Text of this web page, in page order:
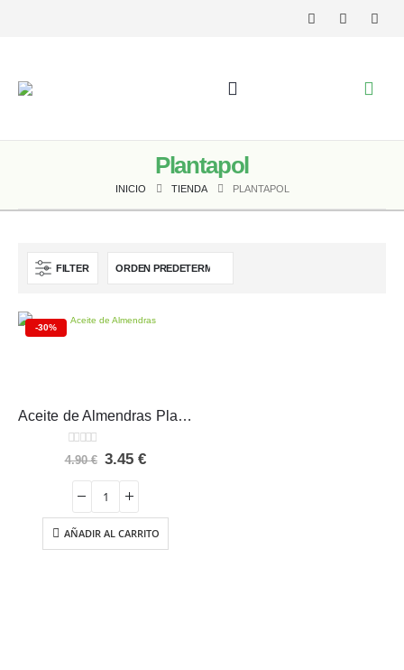
Plantapol
INICIO TIENDA PLANTAPOL
FILTER
-30%
Aceite de Almendras Plantapol 250 ml
0 out of 5
4.90€ El
original
era:
4.90 €.
3.45€El
3.45 €.
AÑADIR AL CARRITO